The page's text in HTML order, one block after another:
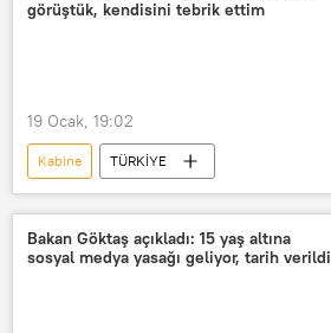
Gündem Özel
uluslararası gündem
görüştük, kendisini tebrik ettim
19 Ocak, 19:02
Kabine
TÜRKİYE
Recep Tayyip Erdoğan
Kabine Toplantısı
Kabine değişikliği
kabine listesi
Bakan Göktaş açıkladı: 15 yaş altına
sosyal medya yasağı geliyor, tarih verildi